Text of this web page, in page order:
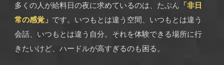
多くの人が給料日の夜に求めているのは、たぶん 「非日
常の感覚」 です。いつもとは違う空間、いつもとは違う
会話、いつもとは違う自分。それを体験できる場所に行
きたいけど、ハードルが高すぎるのも困る。